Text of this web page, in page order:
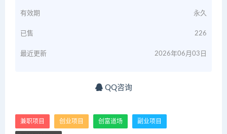
有效期 永久
已售 226
最近更新 2026年06月03日
QQ咨询
兼职项目 创业项目 创富道场 副业项目